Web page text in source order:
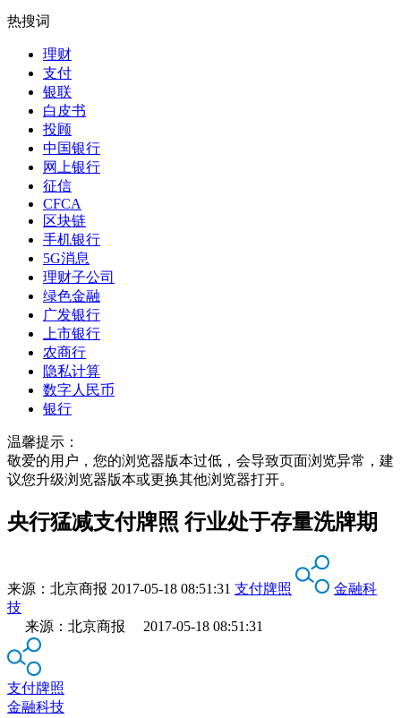
热搜词
理财
支付
银联
白皮书
投顾
中国银行
网上银行
征信
CFCA
区块链
手机银行
5G消息
理财子公司
绿色金融
广发银行
上市银行
农商行
隐私计算
数字人民币
银行
温馨提示：
敬爱的用户，您的浏览器版本过低，会导致页面浏览异常，建
议您升级浏览器版本或更换其他浏览器打开。
央行猛减支付牌照 行业处于存量洗牌期
来源： 北京商报 2017-05-18 08:51:31 支付牌照
金融科
技
来源：北京商报 2017-05-18 08:51:31
支付牌照
金融科技